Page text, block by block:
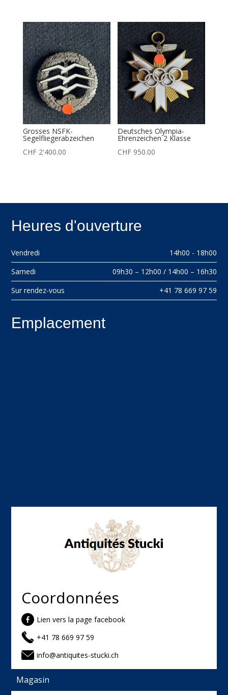
Grosses NSFK-
Segelfliegerabzeichen
CHF2'400.00
Deutsches Olympia-
Ehrenzeichen 2 Klasse
CHF 950.00
Heures d'ouverture
Vendredi
14h00 - 18h00
Samedi
09h30 – 12h00 / 14h00 – 16h30
Sur rendez-vous
+41 78 669 97 59
Emplacement
Coordonnées
Lien vers la page facebook
+41 78 669 97 59
info@antiquites-stucki.ch
Magasin